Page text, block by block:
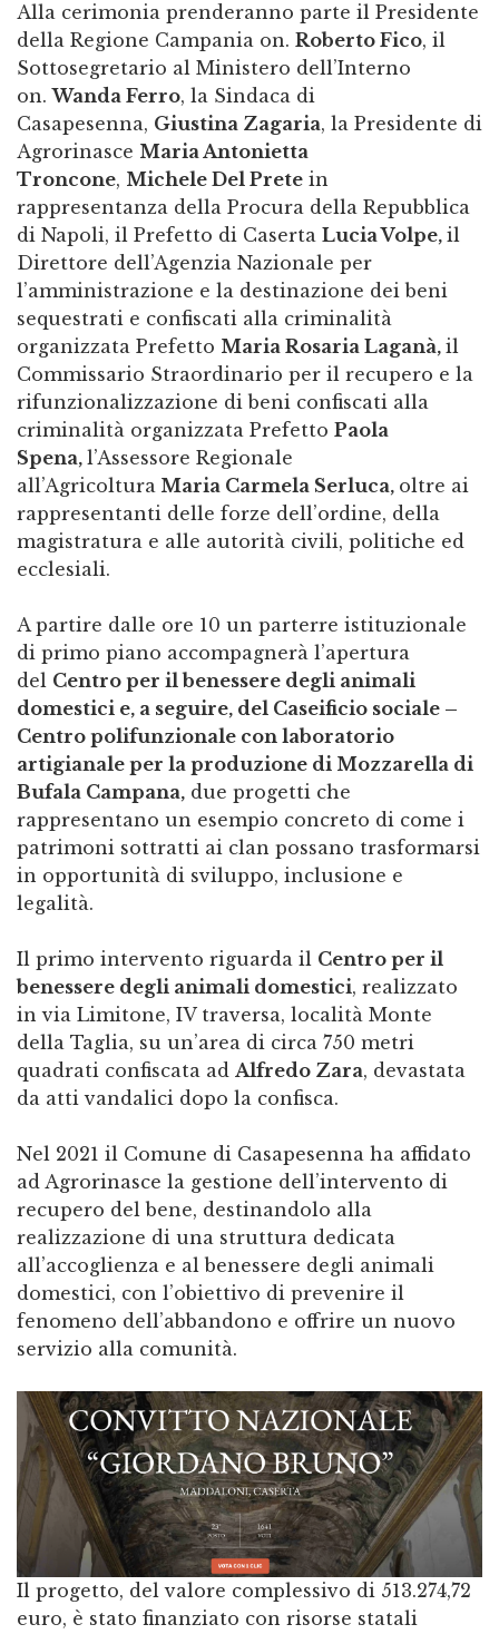
Alla cerimonia prenderanno parte il Presidente
della Regione Campania on. Roberto Fico, il
Sottosegretario al Ministero dell’Interno
on.Wanda Ferro, la Sindaca di
Casapesenna, Giustina Zagaria, la Presidente di
Agrorinasce Maria Antonietta
Troncone, Michele Del Prete in
rappresentanza della Procura della Repubblica
di Napoli, il Prefetto di Caserta Lucia Volpe, il
Direttore dell’Agenzia Nazionale per
l’amministrazione e la destinazione dei beni
sequestrati e confiscati alla criminalità
organizzata Prefetto Maria Rosaria Laganà, il
Commissario Straordinario per il recupero e la
rifunzionalizzazione di beni confiscati alla
criminalità organizzata Prefetto Paola
Spena, l’Assessore Regionale
all’Agricoltura Maria Carmela Serluca, oltre ai
rappresentanti delle forze dell’ordine, della
magistratura e alle autorità civili, politiche ed
ecclesiali.
A partire dalle ore 10 un parterre istituzionale
di primo piano accompagnerà l’apertura
del Centro per il benessere degli animali
domestici e, a seguire, del Caseificio sociale –
Centro polifunzionale con laboratorio
artigianale per la produzione di Mozzarella di
Bufala Campana, due progetti che
rappresentano un esempio concreto di come i
patrimoni sottratti ai clan possano trasformarsi
in opportunità di sviluppo, inclusione e
legalità.
Il primo intervento riguarda il Centro per il
benessere degli animali domestici, realizzato
in via Limitone, IV traversa, località Monte
della Taglia, su un’area di circa 750 metri
quadrati confiscata ad Alfredo Zara, devastata
da atti vandalici dopo la confisca.
Nel 2021 il Comune di Casapesenna ha affidato
ad Agrorinasce la gestione dell’intervento di
recupero del bene, destinandolo alla
realizzazione di una struttura dedicata
all’accoglienza e al benessere degli animali
domestici, con l’obiettivo di prevenire il
fenomeno dell’abbandono e offrire un nuovo
servizio alla comunità.
Il progetto, del valore complessivo di 513.274,72
euro, è stato finanziato con risorse statali